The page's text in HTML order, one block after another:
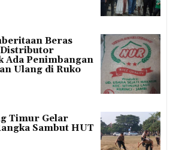
Beras
Distributor
Ada Penimbangan
Ulang di Ruko
Timur Gelar
Sambut HUT